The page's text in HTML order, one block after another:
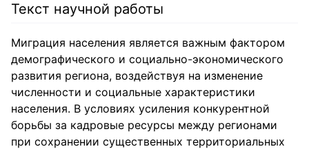
Текст научной работы
Миграция населения является важным фактором
демографического и социально-экономического
развития региона, воздействуя на изменение
численности и социальные характеристики
населения. В условиях усиления конкурентной
борьбы за кадровые ресурсы между регионами
при сохранении существенных территориальных